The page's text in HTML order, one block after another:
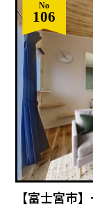
No
106
【富士宮市